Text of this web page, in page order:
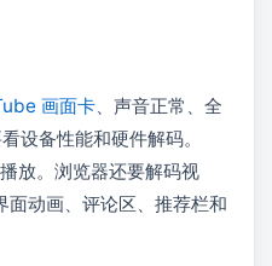
画面卡 、声音正常、全
设备性能和硬件解码。
放。浏览器还要解码视
面动画、评论区、推荐栏和